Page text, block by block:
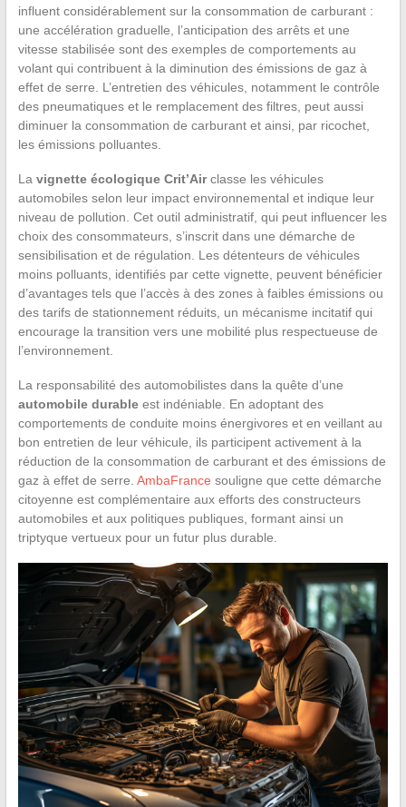
influent considérablement sur la consommation de carburant :
une accélération graduelle, l’anticipation des arrêts et une
vitesse stabilisée sont des exemples de comportements au
volant qui contribuent à la diminution des émissions de gaz à
effet de serre. L’entretien des véhicules, notamment le contrôle
des pneumatiques et le remplacement des filtres, peut aussi
diminuer la consommation de carburant et ainsi, par ricochet,
les émissions polluantes.
La vignette écologique Crit’Airclasse les véhicules
automobiles selon leur impact environnemental et indique leur
niveau de pollution. Cet outil administratif, qui peut influencer les
choix des consommateurs, s’inscrit dans une démarche de
sensibilisation et de régulation. Les détenteurs de véhicules
moins polluants, identifiés par cette vignette, peuvent bénéficier
d’avantages tels que l’accès à des zones à faibles émissions ou
des tarifs de stationnement réduits, un mécanisme incitatif qui
encourage la transition vers une mobilité plus respectueuse de
l’environnement.
La responsabilité des automobilistes dans la quête d’une
automobile durableest indéniable. En adoptant des
comportements de conduite moins énergivores et en veillant au
bon entretien de leur véhicule, ils participent activement à la
réduction de la consommation de carburant et des émissions de
gaz à effet de serre. AmbaFrance souligne que cette démarche
citoyenne est complémentaire aux efforts des constructeurs
automobiles et aux politiques publiques, formant ainsi un
triptyque vertueux pour un futur plus durable.